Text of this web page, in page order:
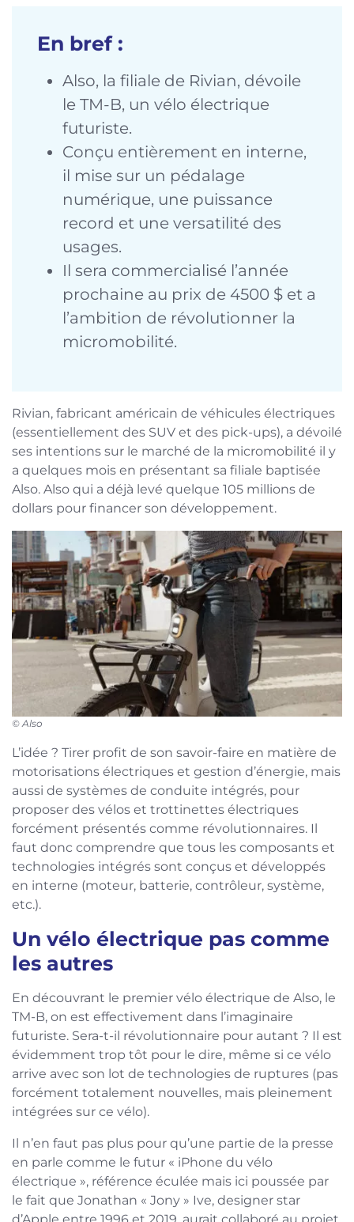
En bref :
Also, la filiale de Rivian, dévoile
le TM-B, un vélo électrique
futuriste.
Conçu entièrement en interne,
il mise sur un pédalage
numérique, une puissance
record et une versatilité des
usages.
Il sera commercialisé l’année
prochaine au prix de 4500 $ et a
l’ambition de révolutionner la
micromobilité.
Rivian, fabricant américain de véhicules électriques
(essentiellement des SUV et des pick-ups), a dévoilé
ses intentions sur le marché de la micromobilité il y
a quelques mois en présentant sa filiale baptisée
Also. Also qui a déjà levé quelque 105 millions de
dollars pour financer son développement.
©Also
L’idée ? Tirer profit de son savoir-faire en matière de
motorisations électriques et gestion d’énergie, mais
aussi de systèmes de conduite intégrés, pour
proposer des vélos et trottinettes électriques
forcément présentés comme révolutionnaires. Il
faut donc comprendre que tous les composants et
technologies intégrés sont conçus et développés
en interne (moteur, batterie, contrôleur, système,
etc.).
Un vélo électrique pas comme
les autres
En découvrant le premier vélo électrique de Also, le
TM-B, on est effectivement dans l’imaginaire
futuriste. Sera-t-il révolutionnaire pour autant ? Il est
évidemment trop tôt pour le dire, même si ce vélo
arrive avec son lot de technologies de ruptures (pas
forcément totalement nouvelles, mais pleinement
intégrées sur ce vélo).
Il n’en faut pas plus pour qu’une partie de la presse
en parle comme le futur « iPhone du vélo
électrique », référence éculée mais ici poussée par
le fait que Jonathan « Jony » Ive, designer star